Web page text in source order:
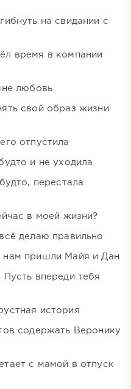
на свидании с
время в компании
любовь
свой образ жизни
отпустила
и не уходила
перестала
в моей жизни?
делаю правильно
пришли Майя и Дан
впереди тебя
история
содержать Веронику
с мамой в отпуск